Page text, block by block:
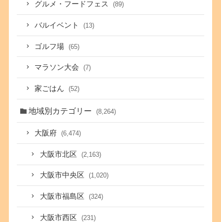
グルメ・フードフェス (89)
バルイベント (13)
ゴルフ場 (65)
マラソン大会 (7)
家ごはん (52)
地域別カテゴリー (8,264)
大阪府 (6,474)
大阪市北区 (2,163)
大阪市中央区 (1,020)
大阪市福島区 (324)
大阪市西区 (231)